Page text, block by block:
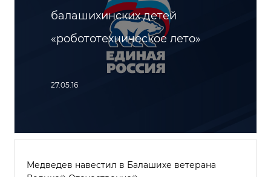
балашихинских детей
«робототехническое лето»
27.05.16
Медведев навестил в Балашихе ветерана